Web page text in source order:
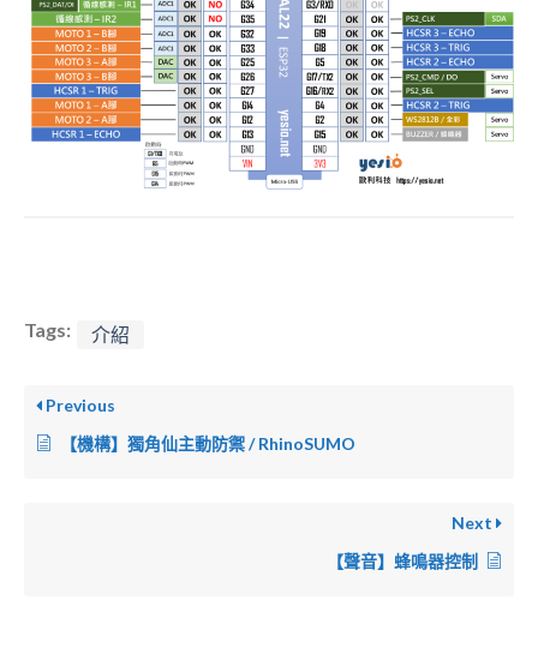
Tags: 介紹
Previous
【機構】獨角仙主動防禦 / RhinoSUMO
Next
【聲音】蜂鳴器控制